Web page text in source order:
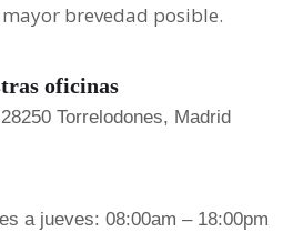
brevedad posible.
oficinas
Torrelodones, Madrid
a jueves: 08:00am – 18:00pm